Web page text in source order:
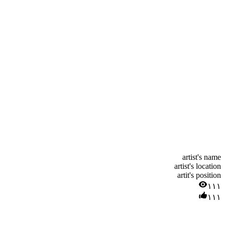
artist's name
artist's location
artit's position
۱۱۱
۱۱۱